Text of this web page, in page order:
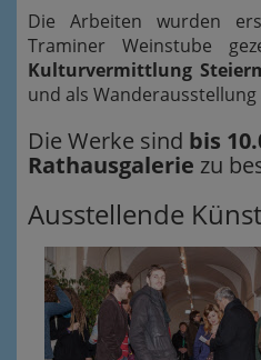
Die Arbeiten wurden
Traminer Weinstube
Kulturvermittlung
und als
Die Werke sind bis
Rathausgalerie zu
Ausstellende